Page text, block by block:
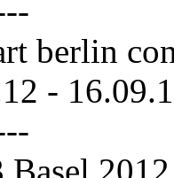
berlin
-